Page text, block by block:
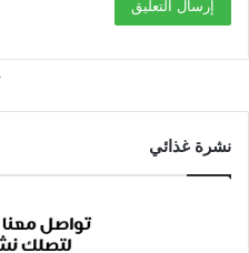
نشرة غذائي